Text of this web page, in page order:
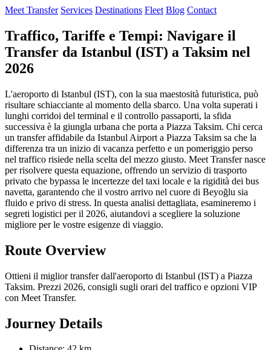
Meet Transfer Services Destinations Fleet Blog Contact
Traffico, Tariffe e Tempi: Navigare il
Transfer da Istanbul (IST) a Taksim nel
2026
L'aeroporto di Istanbul (IST), con la sua maestosità futuristica, può
risultare schiacciante al momento della sbarco. Una volta superati i
lunghi corridoi del terminal e il controllo passaporti, la sfida
successiva è la giungla urbana che porta a Piazza Taksim. Chi cerca
un transfer affidabile da Istanbul Airport a Piazza Taksim sa che la
differenza tra un inizio di vacanza perfetto e un pomeriggio perso
nel traffico risiede nella scelta del mezzo giusto. Meet Transfer nasce
per risolvere questa equazione, offrendo un servizio di trasporto
privato che bypassa le incertezze del taxi locale e la rigidità dei bus
navetta, garantendo che il vostro arrivo nel cuore di Beyoğlu sia
fluido e privo di stress. In questa analisi dettagliata, esamineremo i
segreti logistici per il 2026, aiutandovi a scegliere la soluzione
migliore per le vostre esigenze di viaggio.
Route Overview
Ottieni il miglior transfer dall'aeroporto di Istanbul (IST) a Piazza
Taksim. Prezzi 2026, consigli sugli orari del traffico e opzioni VIP
con Meet Transfer.
Journey Details